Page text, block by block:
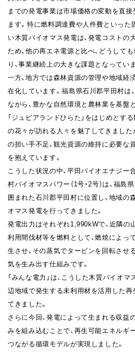
までの発電事業は市場価格の変動を直
ます。特に燃料調達費や人件費といった
い木質バイオマス発電は、発電コストの
ため、他の再エネ電源と比べ、どうして
り、事業継続上の大きな課題となってい
一方、地方では森林資源の管理や地域経
在化しています。福島県石川郡平田村は
ながら、豊かな自然環境と農林業を基盤
「ジュピアランドひらた」をはじめとす
の花々が訪れる人々を魅了してきました
の担い手不足、観光資源の維持に必要な
を抱えています。
こうした状況の中、平田バイオエナジー
村バイオマスパワー（1号・2号）は、福
囲まれた石川郡平田村に位置し、地域の
オマス発電を行ってきました。
発電出力はそれぞれ1,990kWで、近隣の
利用間伐材等を燃料として、燃焼によっ
生させ、その蒸気でタービンを回転させ
気を生み出す仕組みです。
「みんな電力」は、こうした木質バイオ
辺地域で発生する未利用材を活用した
てきました。
さらに今回、発電によって生まれる収益
みを組み込むことで、再生可能エネルギ
つながる循環モデルが実現しました。